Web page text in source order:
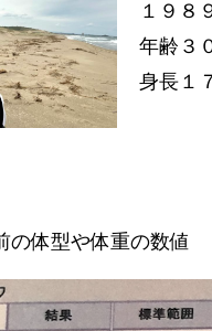
１９８
年齢３
身長１
の体型や体重の数値